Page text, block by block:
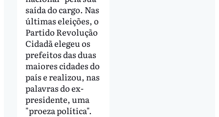
saída do cargo. Nas
últimas eleições, o
Partido Revolução
Cidadã elegeu os
prefeitos das duas
maiores cidades do
país e realizou, nas
palavras do ex-
presidente, uma
"proeza política".